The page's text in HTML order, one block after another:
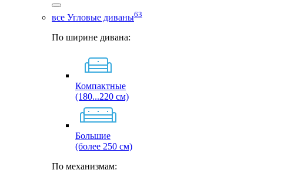
все Угловые диваны63
По ширине дивана:
Компактные
(180...220 см)
Большие
(более 250 см)
По механизмам: